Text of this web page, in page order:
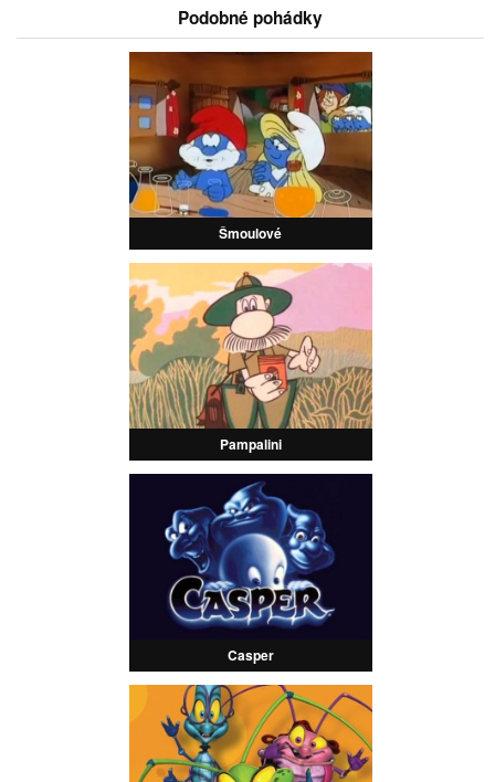
Podobné pohádky
Šmoulové
Pampalini
Casper